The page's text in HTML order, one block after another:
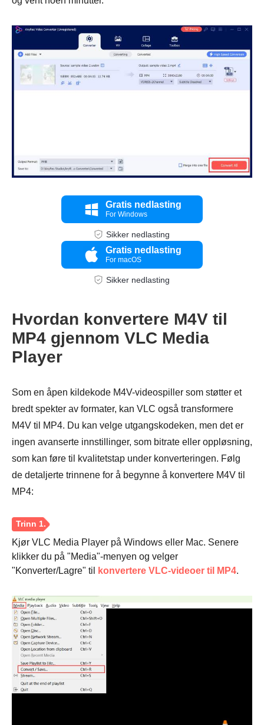
Trinn 4.
Gratis nedlasting
For Windows
Sikker nedlasting
Gratis nedlasting
For macOS
Sikker nedlasting
Hvordan konvertere M4V til
MP4 gjennom VLC Media
Player
Som en åpen kildekode M4V-videospiller som støtter et
bredt spekter av formater, kan VLC også transformere
M4V til MP4. Du kan velge utgangskodeken, men det er
ingen avanserte innstillinger, som bitrate eller oppløsning,
som kan føre til kvalitetstap under konverteringen. Følg
de detaljerte trinnene for å begynne å konvertere M4V til
MP4:
Kjør VLC Media Player på Windows eller Mac. Senere
klikker du på "Media"-menyen og velger
"Konverter/Lagre" til
konvertere VLC-videoer til MP4.